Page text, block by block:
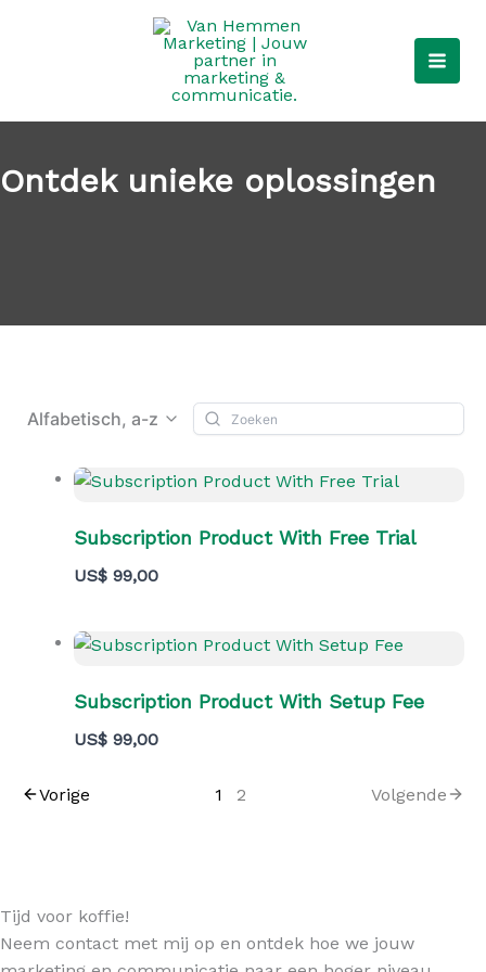
Ontdek unieke oplossingen
Alfabetisch, a-z
Subscription Product With Free Trial
US$ 99,00
Subscription Product With Setup Fee
US$ 99,00
Vorige 1 2 Volgende
Tijd voor koffie!
Neem contact met mij op en ontdek hoe we jouw